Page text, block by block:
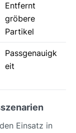
Entfernt
gröbere
Partikel
Passgenauigk
eit
Einsatz in